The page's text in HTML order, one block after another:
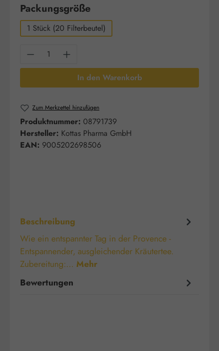
Packungsgrößeauswählen
1 Stück (20 Filterbeutel)
Produkt Anzahl: Gib den gewünschten
In den Warenkorb
Zum Merkzettel hinzufügen
Produktnummer: 08791739
Hersteller: Kottas Pharma GmbH
EAN: 9005202698506
Beschreibung
Wie ein entspannter Tag in der Provence -
Entspannender, ausgleichender Kräutertee.
Zubereitung:… Mehr
Bewertungen